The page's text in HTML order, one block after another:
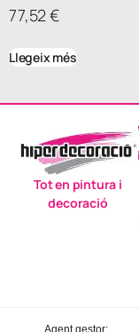
77,52€
Llegeix més
Tot en pintura i
decoració
Agent gestor: